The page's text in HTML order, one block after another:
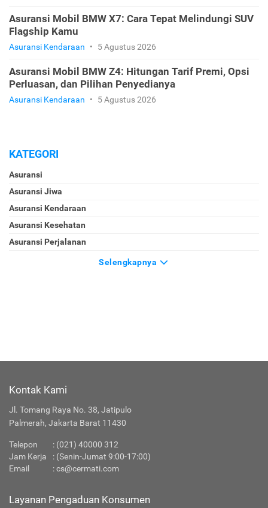
Asuransi Mobil BMW X7: Cara Tepat Melindungi SUV
Flagship Kamu
Asuransi Kendaraan • 5 Agustus 2026
Asuransi Mobil BMW Z4: Hitungan Tarif Premi, Opsi
Perluasan, dan Pilihan Penyedianya
Asuransi Kendaraan • 5 Agustus 2026
KATEGORI
Asuransi
Asuransi Jiwa
Asuransi Kendaraan
Asuransi Kesehatan
Asuransi Perjalanan
Selengkapnya
Kontak Kami
Jl. Tomang Raya No. 38, Jatipulo
Palmerah, Jakarta Barat 11430
Telepon : (021) 40000 312
Jam Kerja
: (Senin-Jumat 9:00-17:00)
Email
:cs@cermati.com
Layanan Pengaduan Konsumen